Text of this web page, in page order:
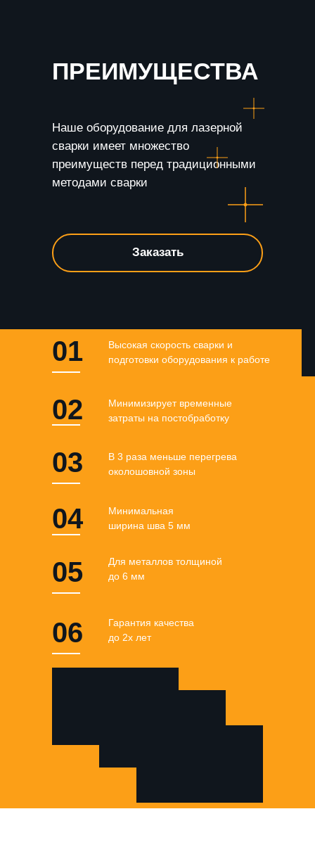
ПРЕИМУЩЕСТВА
Наше оборудование для лазерной
сварки имеет множество
преимуществ перед традиционными
методами сварки
Минимальная
ширина шва 5 мм
Высокая скорость сварки и
подготовки оборудования к работе
Минимизирует временные
затраты на постобработку
Для металлов толщиной
до 6 мм
В 3 раза меньше перегрева
околошовной зоны
Гарантия качества
до 2х лет
Заказать
01
02
04
05
03
06